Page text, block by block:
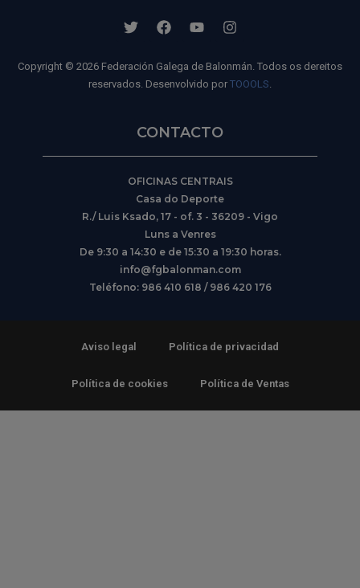
Copyright © 2026 Federación Galega de Balonmán. Todos os dereitos
reservados. Desenvolvido por TOOOLS
CONTACTO
OFICINAS CENTRAIS
Casa do Deporte
R./ Luis Ksado, 17 - of. 3 - 36209 - Vigo
Luns a Venres
De 9:30 a 14:30 e de 15:30 a 19:30 horas.
info@fgbalonman.com
Teléfono: 986 410 618 / 986 420 176
Aviso legal Política de privacidad
Política de cookies Política de Ventas